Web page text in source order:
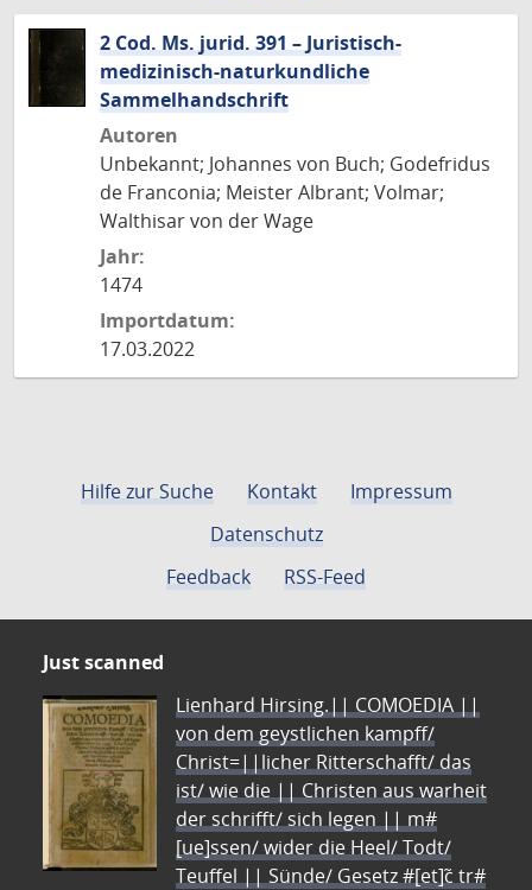
2 Cod. Ms. jurid. 391 – Juristisch-
medizinisch-naturkundliche
Sammelhandschrift
Autoren
Unbekannt; Johannes von Buch; Godefridus
de Franconia; Meister Albrant; Volmar;
Walthisar von der Wage
Jahr:
1474
Importdatum:
17.03.2022
Hilfe zur Suche Kontakt
Impressum
Datenschutz
Feedback
RSS-Feed
Just scanned
Lienhard Hirsing.|| COMOEDIA ||
von dem geystlichen kampff/
Christ=||licher Ritterschafft/ das
ist/ wie die || Christen aus warheit
der schrifft/ sich legen || m#
[ue]ssen/ wider die Heel/ Todt/
Teuffel || Sünde/ Gesetz #[et]c̃ tr#